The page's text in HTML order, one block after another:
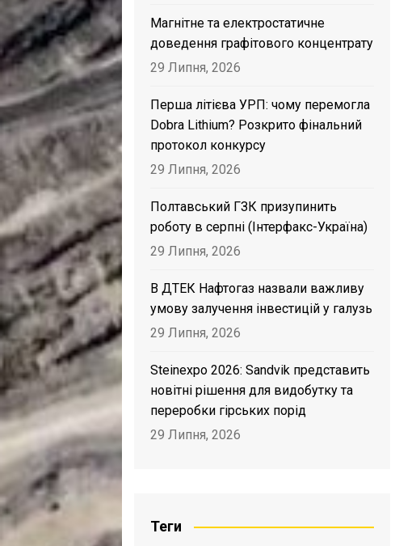
Магнітне та електростатичне
доведення графітового концентрату
29 Липня, 2026
Перша літієва УРП: чому перемогла
Dobra Lithium? Розкрито фінальний
протокол конкурсу
29 Липня, 2026
Полтавський ГЗК призупинить
роботу в серпні (Інтерфакс-Україна)
29 Липня, 2026
В ДТЕК Нафтогаз назвали важливу
умову залучення інвестицій у галузь
29 Липня, 2026
Steinexpo 2026: Sandvik представить
новітні рішення для видобутку та
переробки гірських порід
29 Липня, 2026
Теги